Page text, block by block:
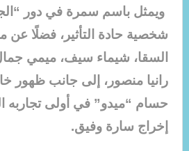
ويمثل باسم سمرة في دور
شخصية حادة التأثير، فضلًا
السقا، شيماء سيف، ميمي
رانيا منصور، إلى جانب ظهور
حسام “ميدو” في أولى تجاربه
إخراج سارة وفيق.